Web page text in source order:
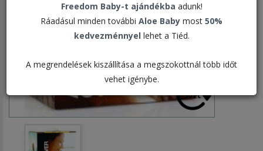
Freedom Baby-t ajándékba adunk!
Ráadásul minden további Aloe Baby most 50%
kedvezménnyel lehet a Tiéd.
A megrendelések kiszállítása a megszokottnál több időt
vehet igénybe.